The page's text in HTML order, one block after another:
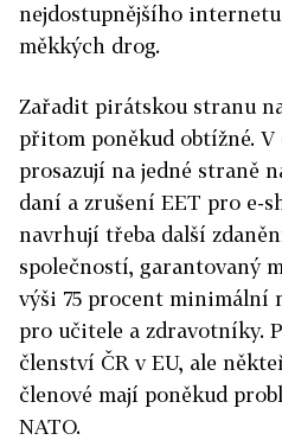
nejdostupnějšího internetu
měkkých drog.
Zařadit pirátskou stranu
přitom poněkud obtížné. V
prosazují na jedné straně
daní a zrušení EET pro e-
navrhují třeba další
společností, garantovaný
výši 75 procent minimální
pro učitele a zdravotníky.
členství ČR v EU, ale
členové mají poněkud
NATO.